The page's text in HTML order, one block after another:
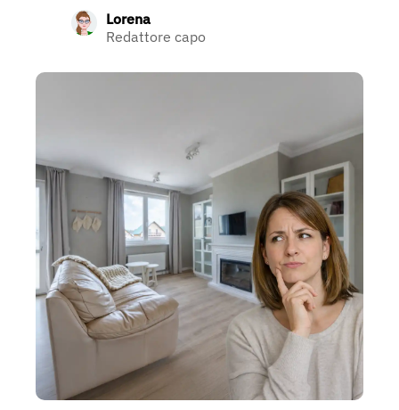
Lorena
Redattore capo